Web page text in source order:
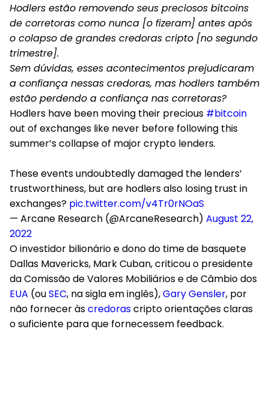
Hodlers estão removendo seus preciosos bitcoins
de corretoras como nunca [o fizeram] antes após
o colapso de grandes credoras cripto [no segundo
trimestre].
Sem dúvidas, esses acontecimentos prejudicaram
a confiança nessas credoras, mas hodlers também
estão perdendo a confiança nas corretoras?
Hodlers have been moving their precious #bitcoin
out of exchanges like never before following this
summer’s collapse of major crypto lenders.
These events undoubtedly damaged the lenders’
trustworthiness, but are hodlers also losing trust in
exchanges? pic.twitter.com/v4Tr0rNOaS
— Arcane Research (@ArcaneResearch) August 22,
2022
O investidor bilionário e dono do time de basquete
Dallas Mavericks, Mark Cuban, criticou o presidente
da Comissão de Valores Mobiliários e de Câmbio dos
EUA (ouSEC, na sigla em inglês),Gary Gensler, por
não fornecer àscredorascripto orientações claras
o suficiente para que fornecessem feedback.